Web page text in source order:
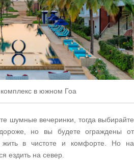
в южном Гоа
шумные вечеринки, тогда выбирайте
но вы будете ограждены от
в чистоте и комфорте. Но на
ездить на север.